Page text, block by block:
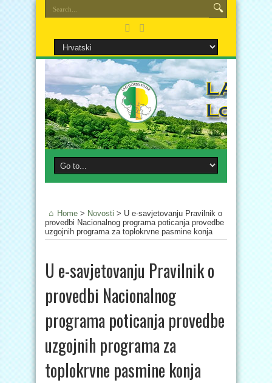
Home > Novosti > U e-savjetovanju Pravilnik o
provedbi Nacionalnog programa poticanja provedbe
uzgojnih programa za toplokrvne pasmine konja
U e-savjetovanju Pravilnik o
provedbi Nacionalnog
programa poticanja provedbe
uzgojnih programa za
toplokrvne pasmine konja